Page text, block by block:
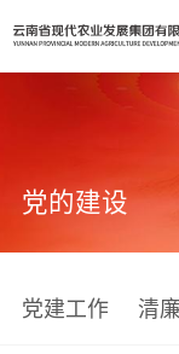
党的建设
党建工作 清